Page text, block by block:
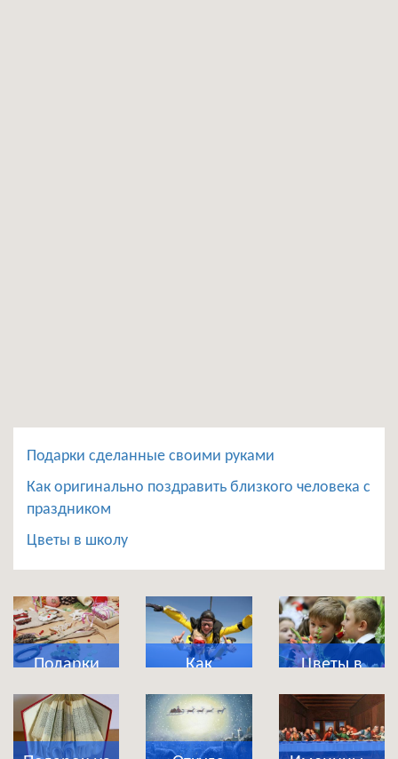
Подарки сделанные своими руками
Как оригинально поздравить близкого человека с
праздником
Цветы в школу
Подарки
сделанные
своими
руками
Как
оригинально
поздравить
близкого
Цветы в
школу